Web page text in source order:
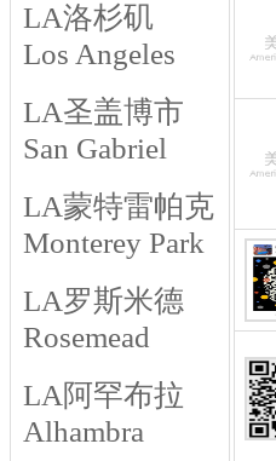
LA洛杉矶
Los Angeles
LA圣盖博市
San Gabriel
LA蒙特雷帕克
Monterey Park
LA罗斯米德
Rosemead
LA阿罕布拉
Alhambra